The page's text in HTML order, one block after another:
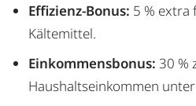
Effizienz-Bonus: 5 %
Kältemittel.
Einkommensbonus:30 %
Haushaltseinkommen